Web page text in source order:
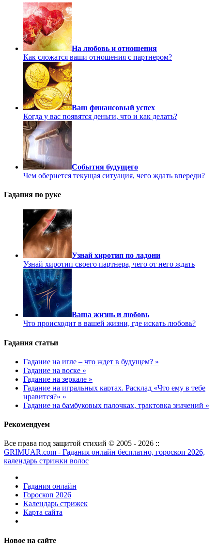
На любовь и отношения
Как сложатся ваши отношения с партнером?
Ваш финансовый успех
Когда у вас появятся деньги, что и как делать?
События будущего
Чем обернется текущая ситуация, чего ждать впереди?
Гадания по руке
Узнай хиротип по ладони
Узнай хиротип своего партнера, чего от него ждать
Ваша жизнь и любовь
Что происходит в вашей жизни, где искать любовь?
Гадания статьи
Гадание на игле – что ждет в будущем? »
Гадание на воске »
Гадание на зеркале »
Гадание на игральных картах. Расклад «Что ему в тебе
нравится?» »
Гадание на бамбуковых палочках, трактовка значений »
Рекомендуем
Все права под защитой стихий © 2005 - 2026 ::
GRIMUAR.com - Гадания онлайн бесплатно, гороскоп 2026,
календарь стрижки волос
Гадания онлайн
Гороскоп 2026
Календарь стрижек
Карта сайта
Новое на сайте